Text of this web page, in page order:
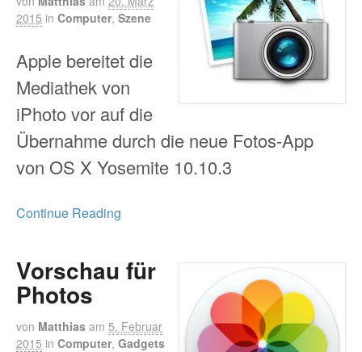
2015 in Computer, Szene
Apple bereitet die
Mediathek von
iPhoto vor auf die
Übernahme durch die neue Fotos-App
von OS X Yosemite 10.10.3
Continue Reading
Vorschau für
Photos
von Matthias am 5. Februar
2015 in Computer, Gadgets